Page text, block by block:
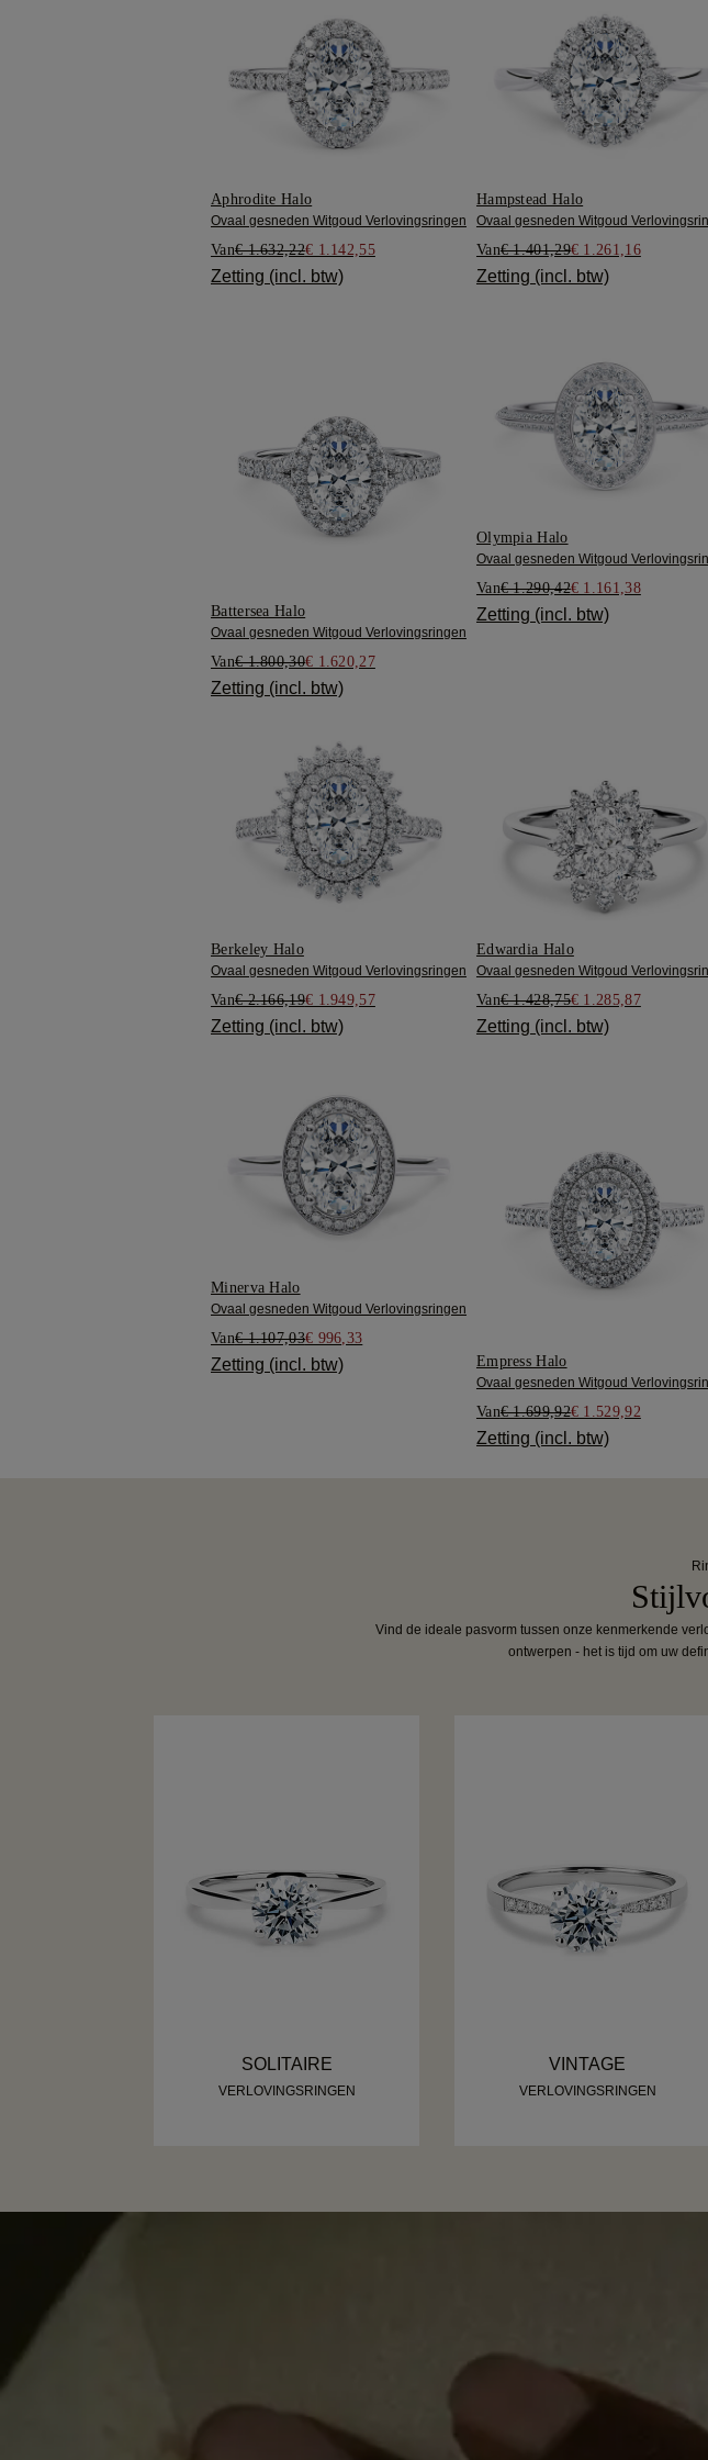
Aphrodite Halo
Ovaal gesneden Witgoud Verlovingsringen
Van€ 1.632,22€ 1.142,55
Zetting (incl. btw)
Hampstead Halo
Ovaal gesneden Witgoud
Van€ 1.401,29€ 1.261,16
Zetting (incl. btw)
Battersea Halo
Ovaal gesneden Witgoud Verlovingsringen
Van€ 1.800,30€ 1.620,27
Zetting (incl. btw)
Olympia Halo
Ovaal gesneden Witgoud
Van€ 1.290,42€ 1.161,38
Zetting (incl. btw)
Berkeley Halo
Ovaal gesneden Witgoud Verlovingsringen
Van€ 2.166,19€ 1.949,57
Zetting (incl. btw)
Edwardia Halo
Ovaal gesneden Witgoud
Van€ 1.428,75€ 1.285,87
Zetting (incl. btw)
Minerva Halo
Ovaal gesneden Witgoud Verlovingsringen
Van€ 1.107,03€ 996,33
Zetting (incl. btw) Empress Halo
Ovaal gesneden Witgoud
Van€ 1.699,92€ 1.529,92
Zetting (incl. btw)
Vind de ideale pasvorm tussen onze kenmerkende
ontwerpen - het is tijd om uw
SOLITAIRE
VERLOVINGSRINGEN
VINTAGE
VERLOVINGSRINGEN